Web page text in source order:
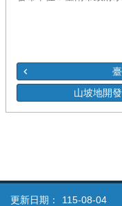
山坡地開
更新日期：
115-08-04